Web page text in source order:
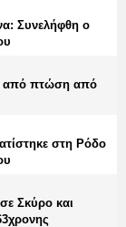
Συνελήφθη ο
από πτώση από
στη Ρόδο
Σκύρο και